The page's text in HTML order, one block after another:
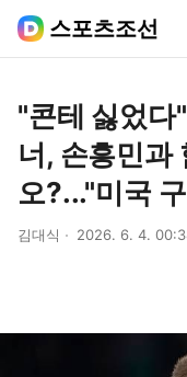
스포츠조선
"콘테 싫었다
너, 손흥민과
오?..."미국
김대식 2026. 6. 4.